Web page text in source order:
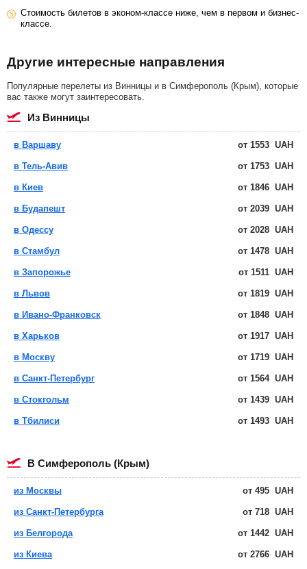
Стоимость билетов в эконом-классе ниже, чем в первом и бизнес-
классе.
Другие интересные направления
Популярные перелеты из Винницы и в Симферополь (Крым), которые
вас также могут заинтересовать.
из Винницы
в Варшаву от 1553 UAH
в Тель-Авив от 1753 UAH
в Киев от 1846 UAH
в Будапешт от 2039 UAH
в Одессу от 2028 UAH
в Стамбул от 1478 UAH
в Запорожье от 1511 UAH
в Львов от 1819 UAH
в Ивано-Франковск от 1848 UAH
в Харьков от 1917 UAH
в Москву от 1719 UAH
в Санкт-Петербург от 1564 UAH
в Стокгольм от 1439 UAH
в Тбилиси от 1493 UAH
в Симферополь (Крым)
из Москвы от 495 UAH
из Санкт-Петербурга от 718 UAH
из Белгорода от 1442 UAH
из Киева от 2766 UAH